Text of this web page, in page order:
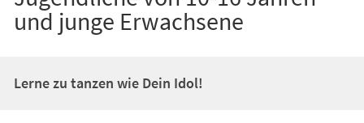
und junge Erwachsene
Lerne zu tanzen wie Dein Idol!